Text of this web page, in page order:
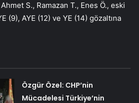
S., Ramazan T., Enes Ö., eski
(9), AYE (12) ve YE (14) gözaltına
Özgür Özel: CHP’nin
Mücadelesi Türkiye’nin